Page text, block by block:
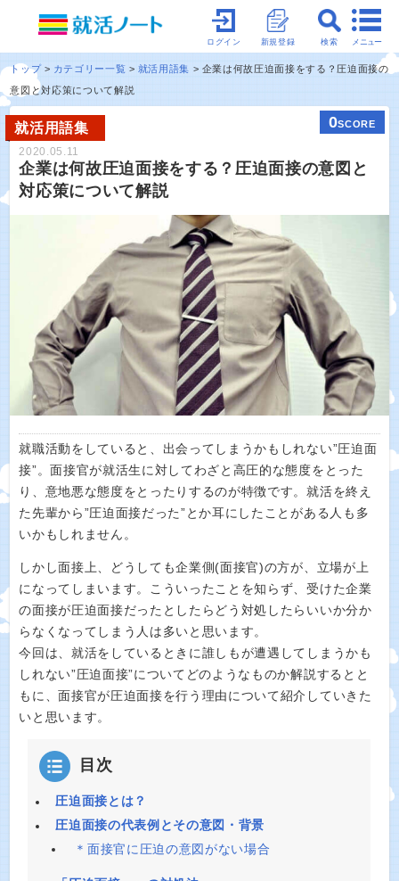
メニュー
検索
新規登録
ログイン
トップ カテゴリー一覧 就活用語集
企業は何故圧迫面接をする？圧迫面接の
意図と対応策について解説
就活用語集 0SCORE
2020.05.11
企業は何故圧迫面接をする？圧迫面接の意図と
対応策について解説
就職活動をしていると、出会ってしまうかもしれない”圧迫面
接”。面接官が就活生に対してわざと高圧的な態度をとった
り、意地悪な態度をとったりするのが特徴です。就活を終え
た先輩から”圧迫面接だった”とか耳にしたことがある人も多
いかもしれません。
しかし面接上、どうしても企業側(面接官)の方が、立場が上
になってしまいます。こういったことを知らず、受けた企業
の面接が圧迫面接だったとしたらどう対処したらいいか分か
らなくなってしまう人は多いと思います。
今回は、就活をしているときに誰しもが遭遇してしまうかも
しれない”圧迫面接”についてどのようなものか解説するとと
もに、面接官が圧迫面接を行う理由について紹介していきた
いと思います。
目次
圧迫面接とは？
圧迫面接の代表例とその意図・背景
＊面接官に圧迫の意図がない場合